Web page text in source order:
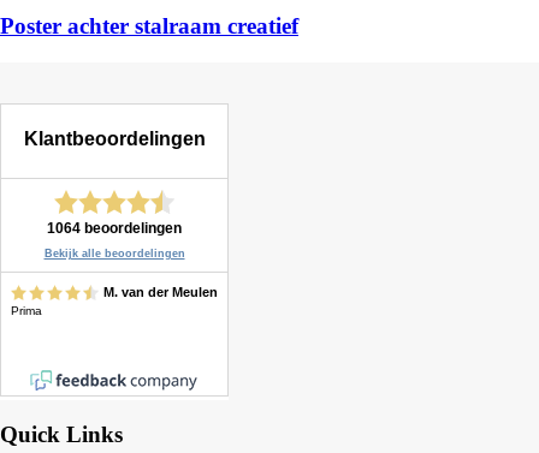
Poster achter stalraam creatief
Quick Links